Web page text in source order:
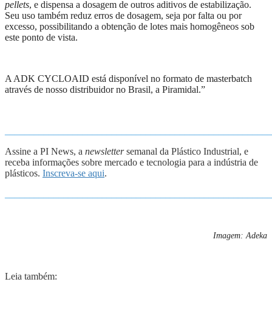
pellets, e dispensa a dosagem de outros aditivos de estabilização.
Seu uso também reduz erros de dosagem, seja porfalta ou por
excesso, possibilitando a obtenção de lotes mais homogêneos sob
este ponto de vista.
A ADK CYCLOAID está disponível no formato de masterbatch
através de nosso distribuidor no Brasil, a Piramidal.”
Assine a PI News, a newslettersemanal da Plástico Industrial, e
receba informações sobre mercado e tecnologia para a indústria de
plásticos. Inscreva-se aqui.
Imagem: Adeka
Leia também: